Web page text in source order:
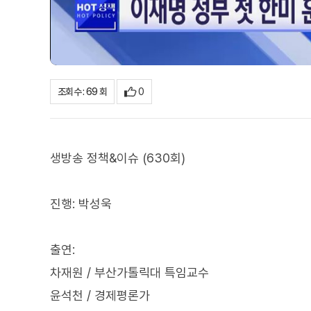
조회수 : 69 회 0
생방송 정책&이슈 (630회)
진행: 박성욱
출연:
차재원 / 부산가톨릭대 특임교수
윤석천 / 경제평론가